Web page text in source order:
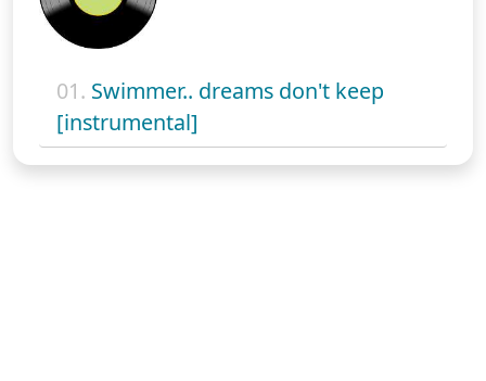
01. Swimmer.. dreams don't keep
[instrumental]